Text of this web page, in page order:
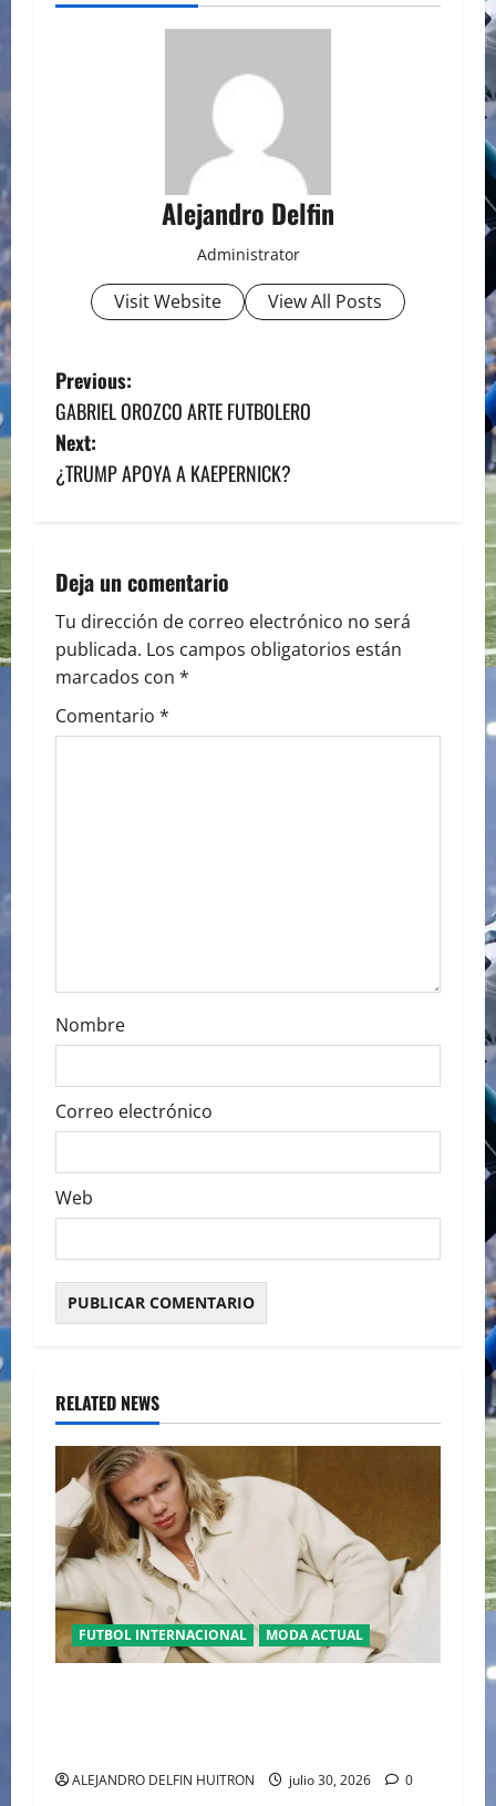
Alejandro Delfin
Administrator
Visit Website View All Posts
P
o
s
n
a
v
i
n
Previous:
GABRIEL OROZCO ARTE FUTBOLERO
Next:
¿TRUMP APOYA A KAEPERNICK?
Deja un comentario
Tu dirección de correo electrónico no será
publicada. Los campos obligatorios están
marcados con *
Comentario *
Nombre
Correo electrónico
Web
RELATED NEWS
FUTBOL INTERNACIONAL MODA ACTUAL
ALEJANDRO DELFIN HUITRON julio 30, 2026 0